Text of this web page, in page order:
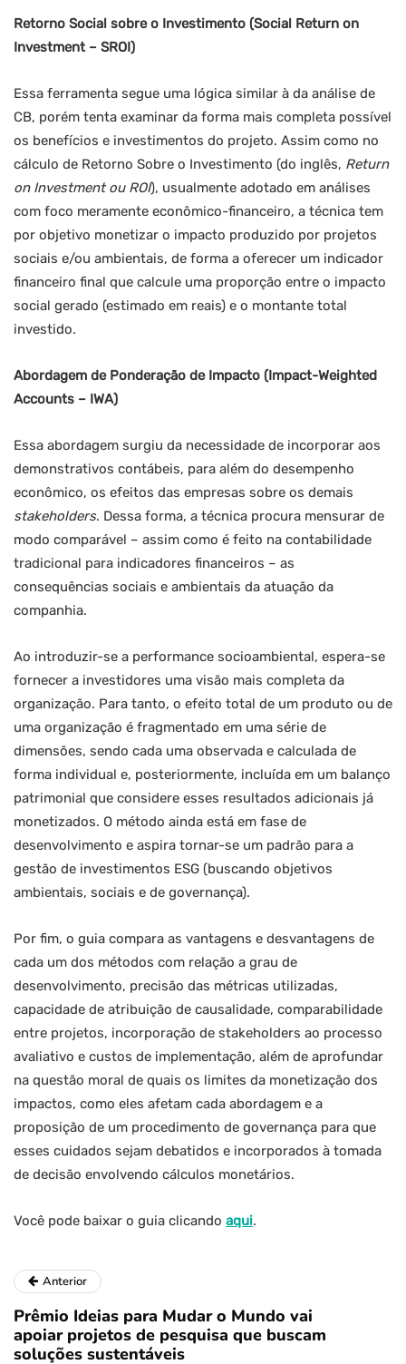
Retorno Social sobre o Investimento (Social Return on
Investment – SROI)
Essa ferramenta segue uma lógica similar à da análise de
CB, porém tenta examinar da forma mais completa possível
os benefícios e investimentos do projeto. Assim como no
cálculo de Retorno Sobre o Investimento (do inglês, Return
on Investment ou ROI), usualmente adotado em análises
com foco meramente econômico-financeiro, a técnica tem
por objetivo monetizar o impacto produzido por projetos
sociais e/ou ambientais, de forma a oferecer um indicador
financeiro final que calcule uma proporção entre o impacto
social gerado (estimado em reais) e o montante total
investido.
Abordagem de Ponderação de Impacto (Impact-Weighted
Accounts – IWA)
Essa abordagem surgiu da necessidade de incorporar aos
demonstrativos contábeis, para além do desempenho
econômico, os efeitos das empresas sobre os demais
stakeholders. Dessa forma, a técnica procura mensurar de
modo comparável – assim como é feito na contabilidade
tradicional para indicadores financeiros – as
consequências sociais e ambientais da atuação da
companhia.
Ao introduzir-se a performance socioambiental, espera-se
fornecer a investidores uma visão mais completa da
organização. Para tanto, o efeito total de um produto ou de
uma organização é fragmentado em uma série de
dimensões, sendo cada uma observada e calculada de
forma individual e, posteriormente, incluída em um balanço
patrimonial que considere esses resultados adicionais já
monetizados. O método ainda está em fase de
desenvolvimento e aspira tornar-se um padrão para a
gestão de investimentos ESG (buscando objetivos
ambientais, sociais e de governança).
Por fim, o guia compara as vantagens e desvantagens de
cada um dos métodos com relação a grau de
desenvolvimento, precisão das métricas utilizadas,
capacidade de atribuição de causalidade, comparabilidade
entre projetos, incorporação de stakeholders ao processo
avaliativo e custos de implementação, além de aprofundar
na questão moral de quais os limites da monetização dos
impactos, como eles afetam cada abordagem e a
proposição de um procedimento de governança para que
esses cuidados sejam debatidos e incorporados à tomada
de decisão envolvendo cálculos monetários.
Você pode baixar o guia clicando aqui.
Anterior
Prêmio Ideias para Mudar o Mundo vai
apoiar projetos de pesquisa que buscam
soluções sustentáveis